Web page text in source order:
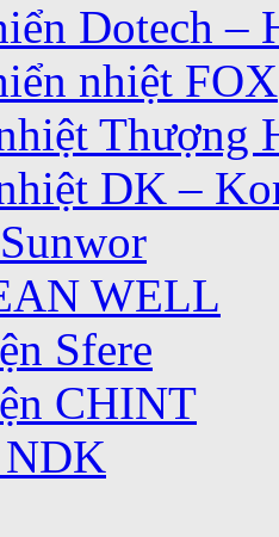
Dotech –
nhiệt FOX
Thượng
DK –
WELL
Sfere
CHINT
NDK